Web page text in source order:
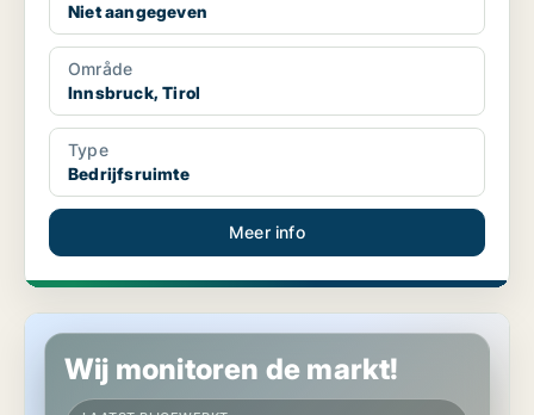
Niet aangegeven
Område
Innsbruck, Tirol
Type
Bedrijfsruimte
Meer info
Commercieel vastgoed in Oberndorf in Tirol, Tirol
Wij monitoren de markt!